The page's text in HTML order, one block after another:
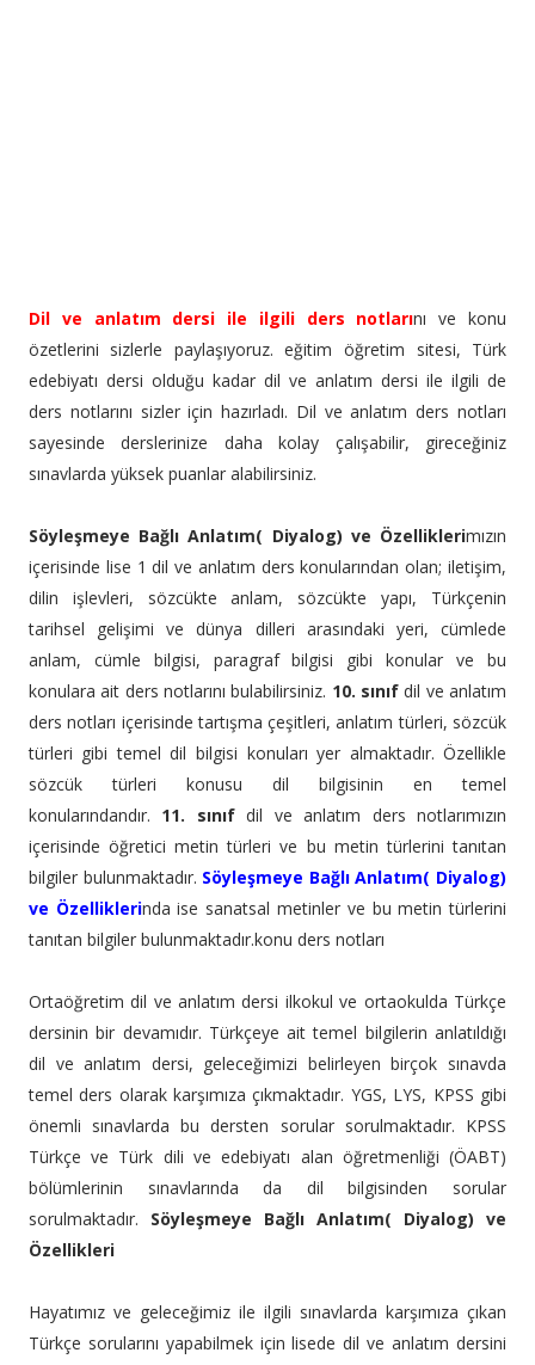
Dil ve anlatım dersi ile ilgili ders notlarını ve konu
özetlerini sizlerle paylaşıyoruz. eğitim öğretim sitesi, Türk
edebiyatı dersi olduğu kadar dil ve anlatım dersi ile ilgili de
ders notlarını sizler için hazırladı. Dil ve anlatım ders notları
sayesinde derslerinize daha kolay çalışabilir, gireceğiniz
sınavlarda yüksek puanlar alabilirsiniz.
Söyleşmeye Bağlı Anlatım( Diyalog) ve Özelliklerimızın
içerisinde lise 1 dil ve anlatım ders konularından olan; iletişim,
dilin işlevleri, sözcükte anlam, sözcükte yapı, Türkçenin
tarihsel gelişimi ve dünya dilleri arasındaki yeri, cümlede
anlam, cümle bilgisi, paragraf bilgisi gibi konular ve bu
konulara ait ders notlarını bulabilirsiniz. 10. sınıf dil ve anlatım
ders notları içerisinde tartışma çeşitleri, anlatım türleri, sözcük
türleri gibi temel dil bilgisi konuları yer almaktadır. Özellikle
sözcük türleri konusu dil bilgisinin en temel
konularındandır. 11. sınıfdil ve anlatım ders notlarımızın
içerisinde öğretici metin türleri ve bu metin türlerini tanıtan
bilgiler bulunmaktadır. Söyleşmeye Bağlı Anlatım( Diyalog)
ve Özelliklerinda ise sanatsal metinler ve bu metin türlerini
tanıtan bilgiler bulunmaktadır.konu ders notları
Ortaöğretim dil ve anlatım dersi ilkokul ve ortaokulda Türkçe
dersinin bir devamıdır. Türkçeye ait temel bilgilerin anlatıldığı
dil ve anlatım dersi, geleceğimizi belirleyen birçok sınavda
temel ders olarak karşımıza çıkmaktadır. YGS, LYS, KPSS gibi
önemli sınavlarda bu dersten sorular sorulmaktadır. KPSS
Türkçe ve Türk dili ve edebiyatı alan öğretmenliği (ÖABT)
bölümlerinin sınavlarında da dil bilgisinden sorular
sorulmaktadır. Söyleşmeye Bağlı Anlatım( Diyalog) ve
Özellikleri
Hayatımız ve geleceğimiz ile ilgili sınavlarda karşımıza çıkan
Türkçe sorularını yapabilmek için lisede dil ve anlatım dersini